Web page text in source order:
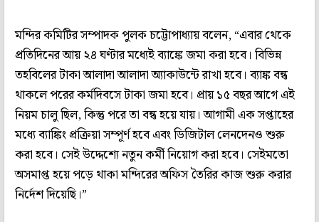
মন্দির কমিটির সম্পাদক পুলক চট্টোপাধ্যায় বলেন, “এবার থেকে
প্রতিদিনের আয় ২৪ ঘণ্টার মধ্যেই ব্যাঙ্কে জমা করা হবে। বিভিন্ন
তহবিলের টাকা আলাদা আলাদা অ্যাকাউন্টে রাখা হবে। ব্যাঙ্ক বন্ধ
থাকলে পরের কর্মদিবসে টাকা জমা হবে। প্রায় ১৫ বছর আগে এই
নিয়ম চালু ছিল, কিন্তু পরে তা বন্ধ হয়ে যায়। আগামী এক সপ্তাহের
মধ্যে ব্যাঙ্কিং প্রক্রিয়া সম্পূর্ণ হবে এবং ডিজিটাল লেনদেনও শুরু
করা হবে। সেই উদ্দেশ্যে নতুন কর্মী নিয়োগ করা হবে। সেইমতো
অসমাপ্ত হয়ে পড়ে থাকা মন্দিরের অফিস তৈরির কাজ শুরু করার
নির্দেশ দিয়েছি।”